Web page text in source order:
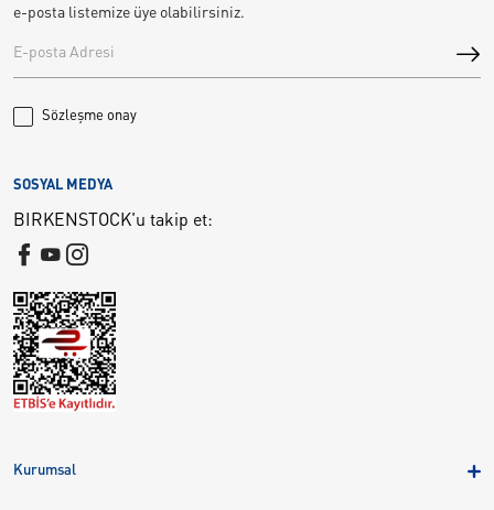
e-posta listemize üye olabilirsiniz.
Sözleşme onay
Kurumsal
SOSYAL MEDYA
BIRKENSTOCK'u takip et: